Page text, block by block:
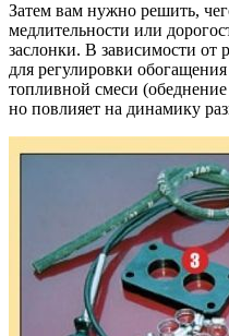
Затем вам нужно решить,
медлительности или
заслонки. В зависимости
для регулировки
топливной смеси
но повлияет на динамику